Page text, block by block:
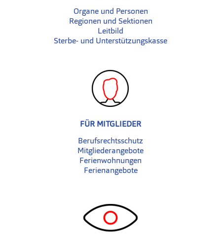
Organe und Personen
Regionen und Sektionen
Leitbild
Sterbe- und Unterstützungskasse
FÜR MITGLIEDER
Berufsrechtsschutz
Mitgliederangebote
Ferienwohnungen
Ferienangebote